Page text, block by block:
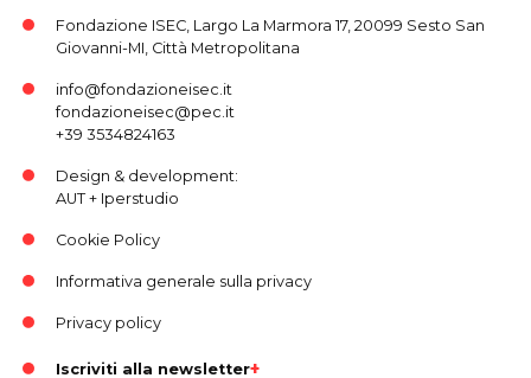
Fondazione ISEC, Largo La Marmora 17, 20099 Sesto San
Giovanni-MI, Città Metropolitana
info@fondazioneisec.it
fondazioneisec@pec.it
+39 3534824163
Design & development:
AUT+ Iperstudio
Cookie Policy
Informativa generale sulla privacy
Privacy policy
Iscriviti alla newsletter